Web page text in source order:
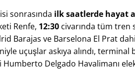
sonrasında ilk saatlerde hayat
Renfe, 12:30 civarında tüm tren
Barajas ve Barselona El Prat
uçuşlar askıya alındı,
Humberto Delgado Havalimanı